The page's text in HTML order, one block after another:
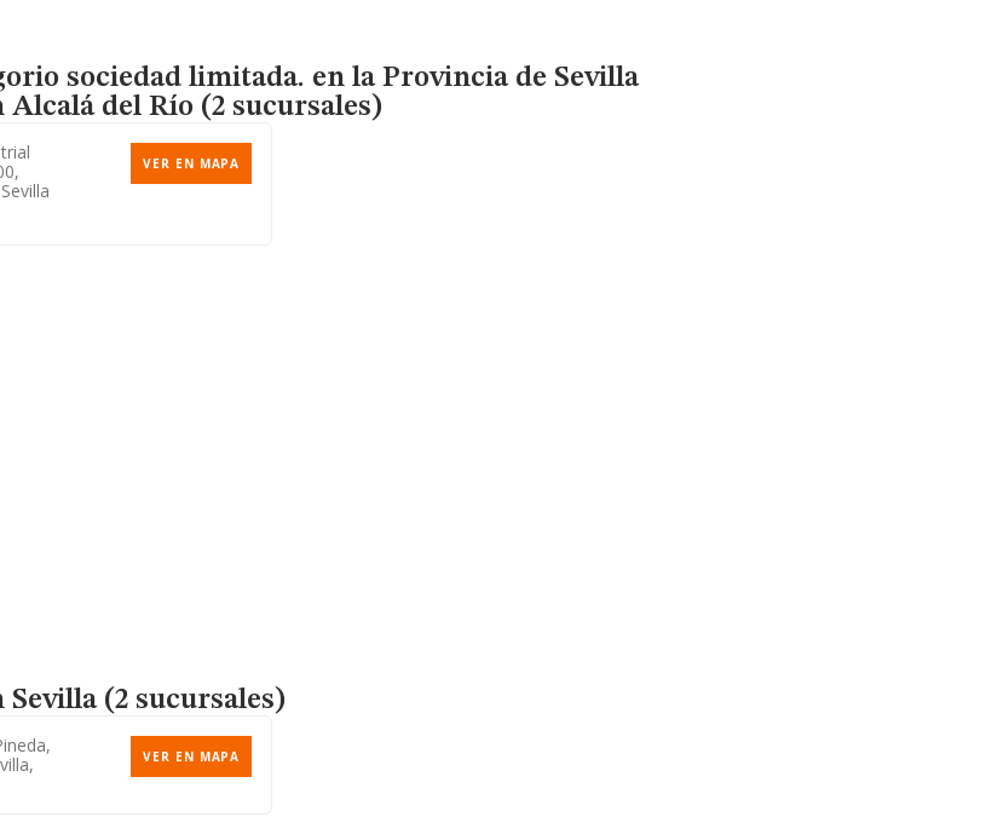
sociedad limitada. en la Provincia de Sevilla
Alcalá del Río (2 sucursales)
VER EN MAPA
Sevilla (2 sucursales)
VER EN MAPA